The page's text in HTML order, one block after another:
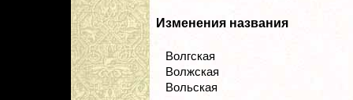
Изменения названия
Волгская
Волжская
Вольская